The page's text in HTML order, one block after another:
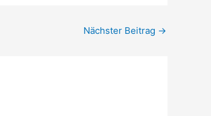
Nächster Beitrag →